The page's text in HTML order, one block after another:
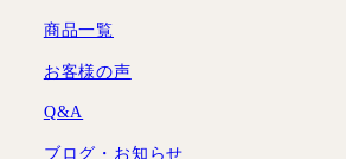
商品一覧
お客様の声
Q&A
ブログ・お知らせ